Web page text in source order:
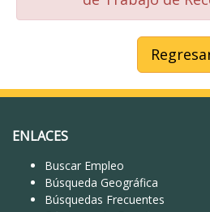
ENLACES
Buscar Empleo
Búsqueda Geográfica
Búsquedas Frecuentes